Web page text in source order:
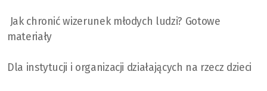
Jak chronić wizerunek młodych ludzi? Gotowe
materiały
Dla instytucji i organizacji działających na rzecz dzieci